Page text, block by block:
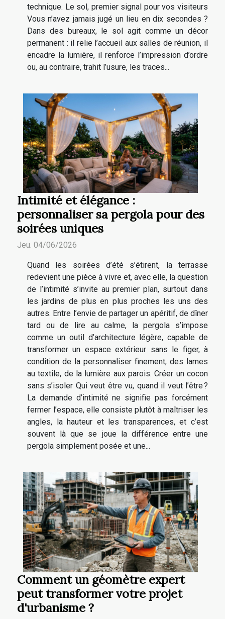
technique. Le sol, premier signal pour vos visiteurs
Vous n’avez jamais jugé un lieu en dix secondes ?
Dans des bureaux, le sol agit comme un décor
permanent : il relie l’accueil aux salles de réunion, il
encadre la lumière, il renforce l’impression d’ordre
ou, au contraire, trahit l’usure, les traces...
Intimité et élégance :
personnaliser sa pergola pour des
soirées uniques
Jeu. 04/06/2026
Quand les soirées d’été s’étirent, la terrasse
redevient une pièce à vivre et, avec elle, la question
de l’intimité s’invite au premier plan, surtout dans
les jardins de plus en plus proches les uns des
autres. Entre l’envie de partager un apéritif, de dîner
tard ou de lire au calme, la pergola s’impose
comme un outil d’architecture légère, capable de
transformer un espace extérieur sans le figer, à
condition de la personnaliser finement, des lames
au textile, de la lumière aux parois. Créer un cocon
sans s’isoler Qui veut être vu, quand il veut l’être ?
La demande d’intimité ne signifie pas forcément
fermer l’espace, elle consiste plutôt à maîtriser les
angles, la hauteur et les transparences, et c’est
souvent là que se joue la différence entre une
pergola simplement posée et une...
Comment un géomètre expert
peut transformer votre projet
d'urbanisme ?